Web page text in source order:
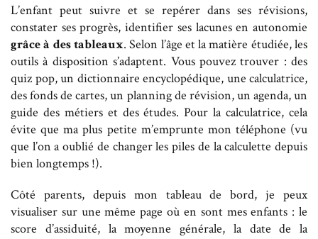
L’enfant peut suivre et se repérer dans ses révisions,
constater ses progrès, identifier ses lacunes en autonomie
grâce à des tableaux. Selon l’âge et la matière étudiée, les
outils à disposition s’adaptent. Vous pouvez trouver : des
quiz pop, un dictionnaire encyclopédique, une calculatrice,
des fonds de cartes, un planning de révision, un agenda, un
guide des métiers et des études. Pour la calculatrice, cela
évite que ma plus petite m’emprunte mon téléphone (vu
que l’on a oublié de changer les piles de la calculette depuis
bien longtemps !).
Côté parents, depuis mon tableau de bord, je peux
visualiser sur une même page où en sont mes enfants : le
score d’assiduité, la moyenne générale, la date de la